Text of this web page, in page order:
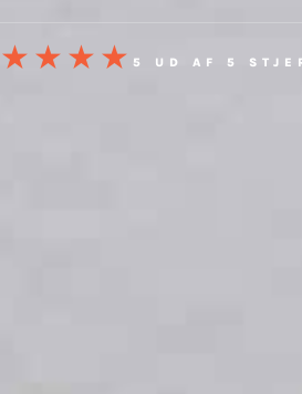
5 UD AF 5